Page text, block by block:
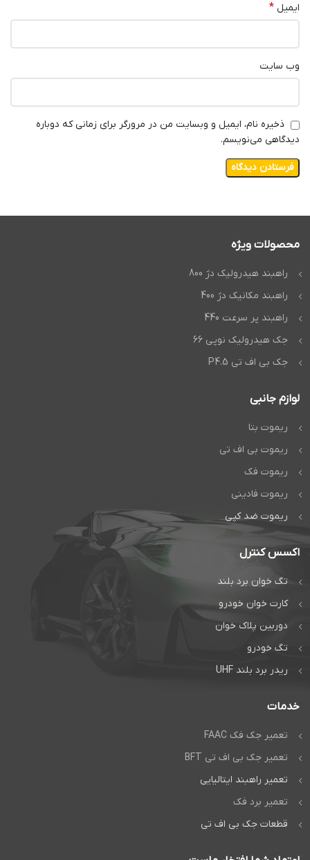
ایمیل *
وب‌ سایت
ذخیره نام، ایمیل و وبسایت من در مرورگر برای زمانی که دوباره
دیدگاهی می‌نویسم.
محصولات ویژه
راهبند هیدرولیک دژ 800
راهبند مکانیک دژ 400
راهبند پر سرعت 440
جک هیدرولیک نوپی 66
جک بی اف تی P4.5
لوازم جانبی
ریموت بتا
ریموت بی اف تی
ریموت فک
ریموت فادینی
ریموت ضد کپی
اکسس کنترل
تگ خوان برد بلند
کارت خوان خودرو
دوربین پلاک خوان
تگ خودرو
ریدر برد بلند UHF
خدمات
تعمیر جک فک FAAC
تعمیر جک بی اف تی BFT
تعمیر راهبند ایتالیایی
تعمیر برد فک
قطعات جک بی اف تی